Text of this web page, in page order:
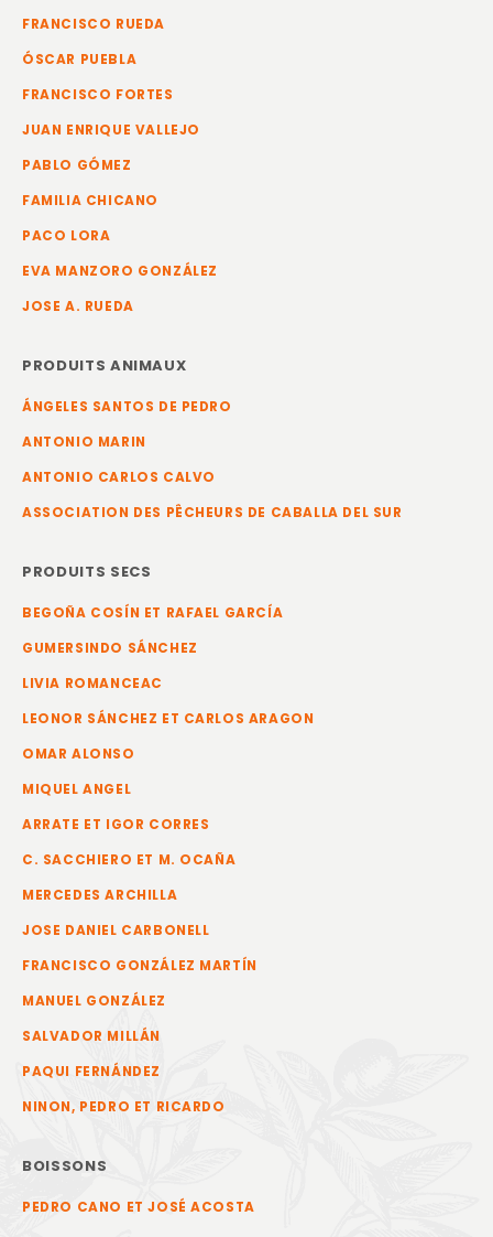
FRANCISCO RUEDA
ÓSCAR PUEBLA
FRANCISCO FORTES
JUAN ENRIQUE VALLEJO
PABLO GÓMEZ
FAMILIA CHICANO
PACO LORA
EVA MANZORO GONZÁLEZ
JOSE A. RUEDA
PRODUITS ANIMAUX
ÁNGELES SANTOS DE PEDRO
ANTONIO MARIN
ANTONIO CARLOS CALVO
ASSOCIATION DES PÊCHEURS DE CABALLA DEL SUR
PRODUITS SECS
BEGOÑA COSÍN ET RAFAEL GARCÍA
GUMERSINDO SÁNCHEZ
LIVIA ROMANCEAC
LEONOR SÁNCHEZ ET CARLOS ARAGON
OMAR ALONSO
MIQUEL ANGEL
ARRATE ET IGOR CORRES
C. SACCHIERO ET M. OCAÑA
MERCEDES ARCHILLA
JOSE DANIEL CARBONELL
FRANCISCO GONZÁLEZ MARTÍN
MANUEL GONZÁLEZ
SALVADOR MILLÁN
PAQUI FERNÁNDEZ
NINON, PEDRO ET RICARDO
BOISSONS
PEDRO CANO ET JOSÉ ACOSTA